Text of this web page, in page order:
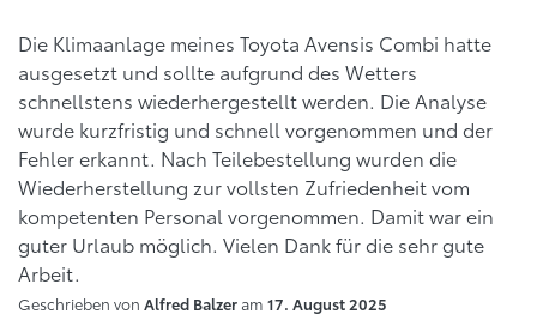
Die Klimaanlage meines Toyota Avensis Combi hatte
ausgesetzt und sollte aufgrund des Wetters
schnellstens wiederhergestellt werden. Die Analyse
wurde kurzfristig und schnell vorgenommen und der
Fehler erkannt. Nach Teilebestellung wurden die
Wiederherstellung zur vollsten Zufriedenheit vom
kompetenten Personal vorgenommen. Damit war ein
guter Urlaub möglich. Vielen Dank für die sehr gute
Arbeit.
Geschrieben von Alfred Balzeram 17. August 2025